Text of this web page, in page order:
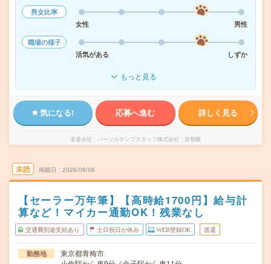
男女比率
女性
男性
職場の様子
活気がある
しずか
もっと見る
気になる! 応募へ進む 詳しく見る
派遣会社 パーソルテンプスタッフ株式会社 首都圏
未読 掲載日 2026/08/06
【セーラー万年筆】【高時給1700円】給与計
算など！マイカー通勤OK！残業なし
交通費別途支給あり 土日祝日が休み WEB登録OK 派遣
勤務地
東京都青梅市